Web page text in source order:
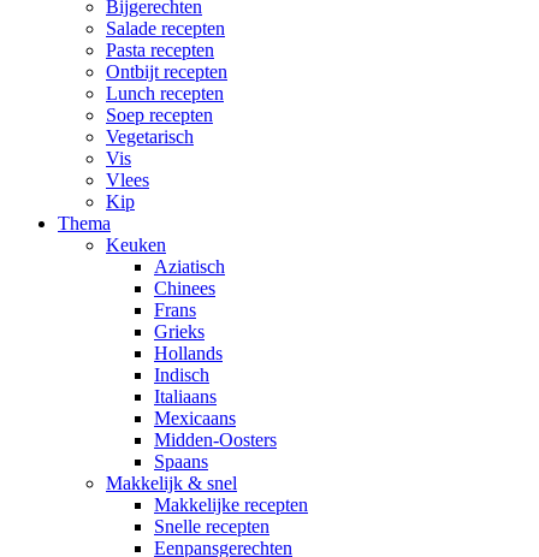
Bijgerechten
Salade recepten
Pasta recepten
Ontbijt recepten
Lunch recepten
Soep recepten
Vegetarisch
Vis
Vlees
Kip
Thema
Keuken
Aziatisch
Chinees
Frans
Grieks
Hollands
Indisch
Italiaans
Mexicaans
Midden-Oosters
Spaans
Makkelijk & snel
Makkelijke recepten
Snelle recepten
Eenpansgerechten